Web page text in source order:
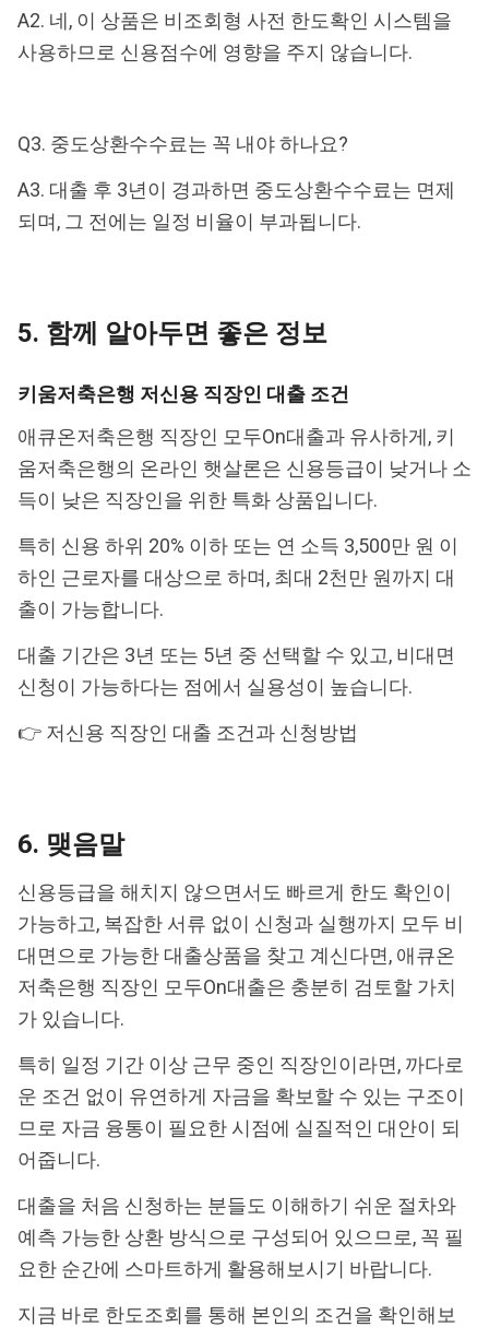
A2. 네, 이 상품은 비조회형 사전 한도확인 시스템을
사용하므로 신용점수에 영향을 주지 않습니다.
Q3. 중도상환수수료는 꼭 내야 하나요?
A3. 대출 후 3년이 경과하면 중도상환수수료는 면제
되며, 그 전에는 일정 비율이 부과됩니다.
5. 함께 알아두면 좋은 정보
키움저축은행 저신용 직장인 대출 조건
애큐온저축은행 직장인 모두On대출과 유사하게, 키
움저축은행의 온라인 햇살론은 신용등급이 낮거나 소
득이 낮은 직장인을 위한 특화 상품입니다.
특히 신용 하위 20% 이하 또는 연 소득 3,500만 원 이
하인 근로자를 대상으로 하며, 최대 2천만 원까지 대
출이 가능합니다.
대출 기간은 3년 또는 5년 중 선택할 수 있고, 비대면
신청이 가능하다는 점에서 실용성이 높습니다.
👉 저신용 직장인 대출 조건과 신청방법
6. 맺음말
신용등급을 해치지 않으면서도 빠르게 한도 확인이
가능하고, 복잡한 서류 없이 신청과 실행까지 모두 비
대면으로 가능한 대출상품을 찾고 계신다면, 애큐온
저축은행 직장인 모두On대출은 충분히 검토할 가치
가 있습니다.
특히 일정 기간 이상 근무 중인 직장인이라면, 까다로
운 조건 없이 유연하게 자금을 확보할 수 있는 구조이
므로 자금 융통이 필요한 시점에 실질적인 대안이 되
어줍니다.
대출을 처음 신청하는 분들도 이해하기 쉬운 절차와
예측 가능한 상환 방식으로 구성되어 있으므로, 꼭 필
요한 순간에 스마트하게 활용해보시기 바랍니다.
지금 바로 한도조회를 통해 본인의 조건을 확인해보